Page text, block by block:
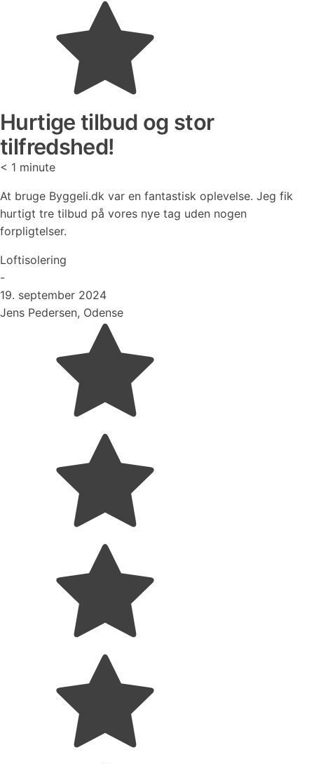
Hurtige tilbud og stor
tilfredshed!
< 1 minute
At bruge Byggeli.dk var en fantastisk oplevelse. Jeg fik
hurtigt tre tilbud på vores nye tag uden nogen
forpligtelser.
Loftisolering
-
19. september 2024
Jens Pedersen, Odense